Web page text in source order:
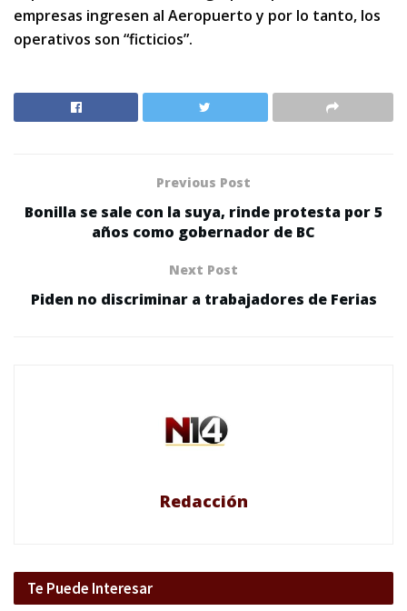
empresas ingresen al Aeropuerto y por lo tanto, los
operativos son “ficticios”.
Previous Post
Bonilla se sale con la suya, rinde protesta por 5
años como gobernador de BC
Next Post
Piden no discriminar a trabajadores de Ferias
Redacción
Te Puede Interesar